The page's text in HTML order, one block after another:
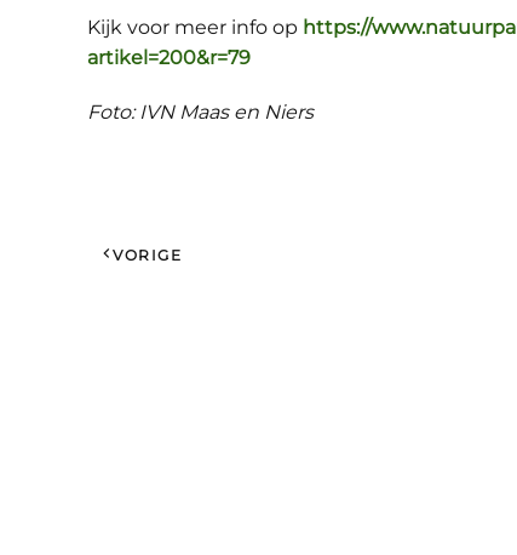
Kijk voor meer info op https://
artikel=200&r=79
Foto: IVN Maas en Niers
VORIGE